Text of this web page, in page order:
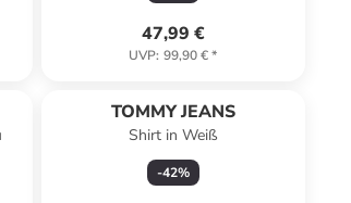
47,99 €
UVP: 99,90 €*
TOMMY JEANS
Shirt in Weiß
-42%